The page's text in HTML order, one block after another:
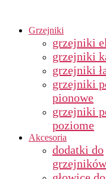
Grzejniki
grzejniki
grzejniki
grzejniki
grzejniki
pionowe
grzejniki
poziome
Akcesoria
dodatki do
grzejników